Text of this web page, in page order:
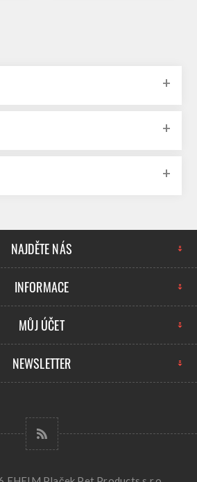
NAJDĚTE NÁS
INFORMACE
MŮJ ÚČET
NEWSLETTER